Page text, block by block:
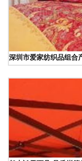
深圳市爱家纺织品组合